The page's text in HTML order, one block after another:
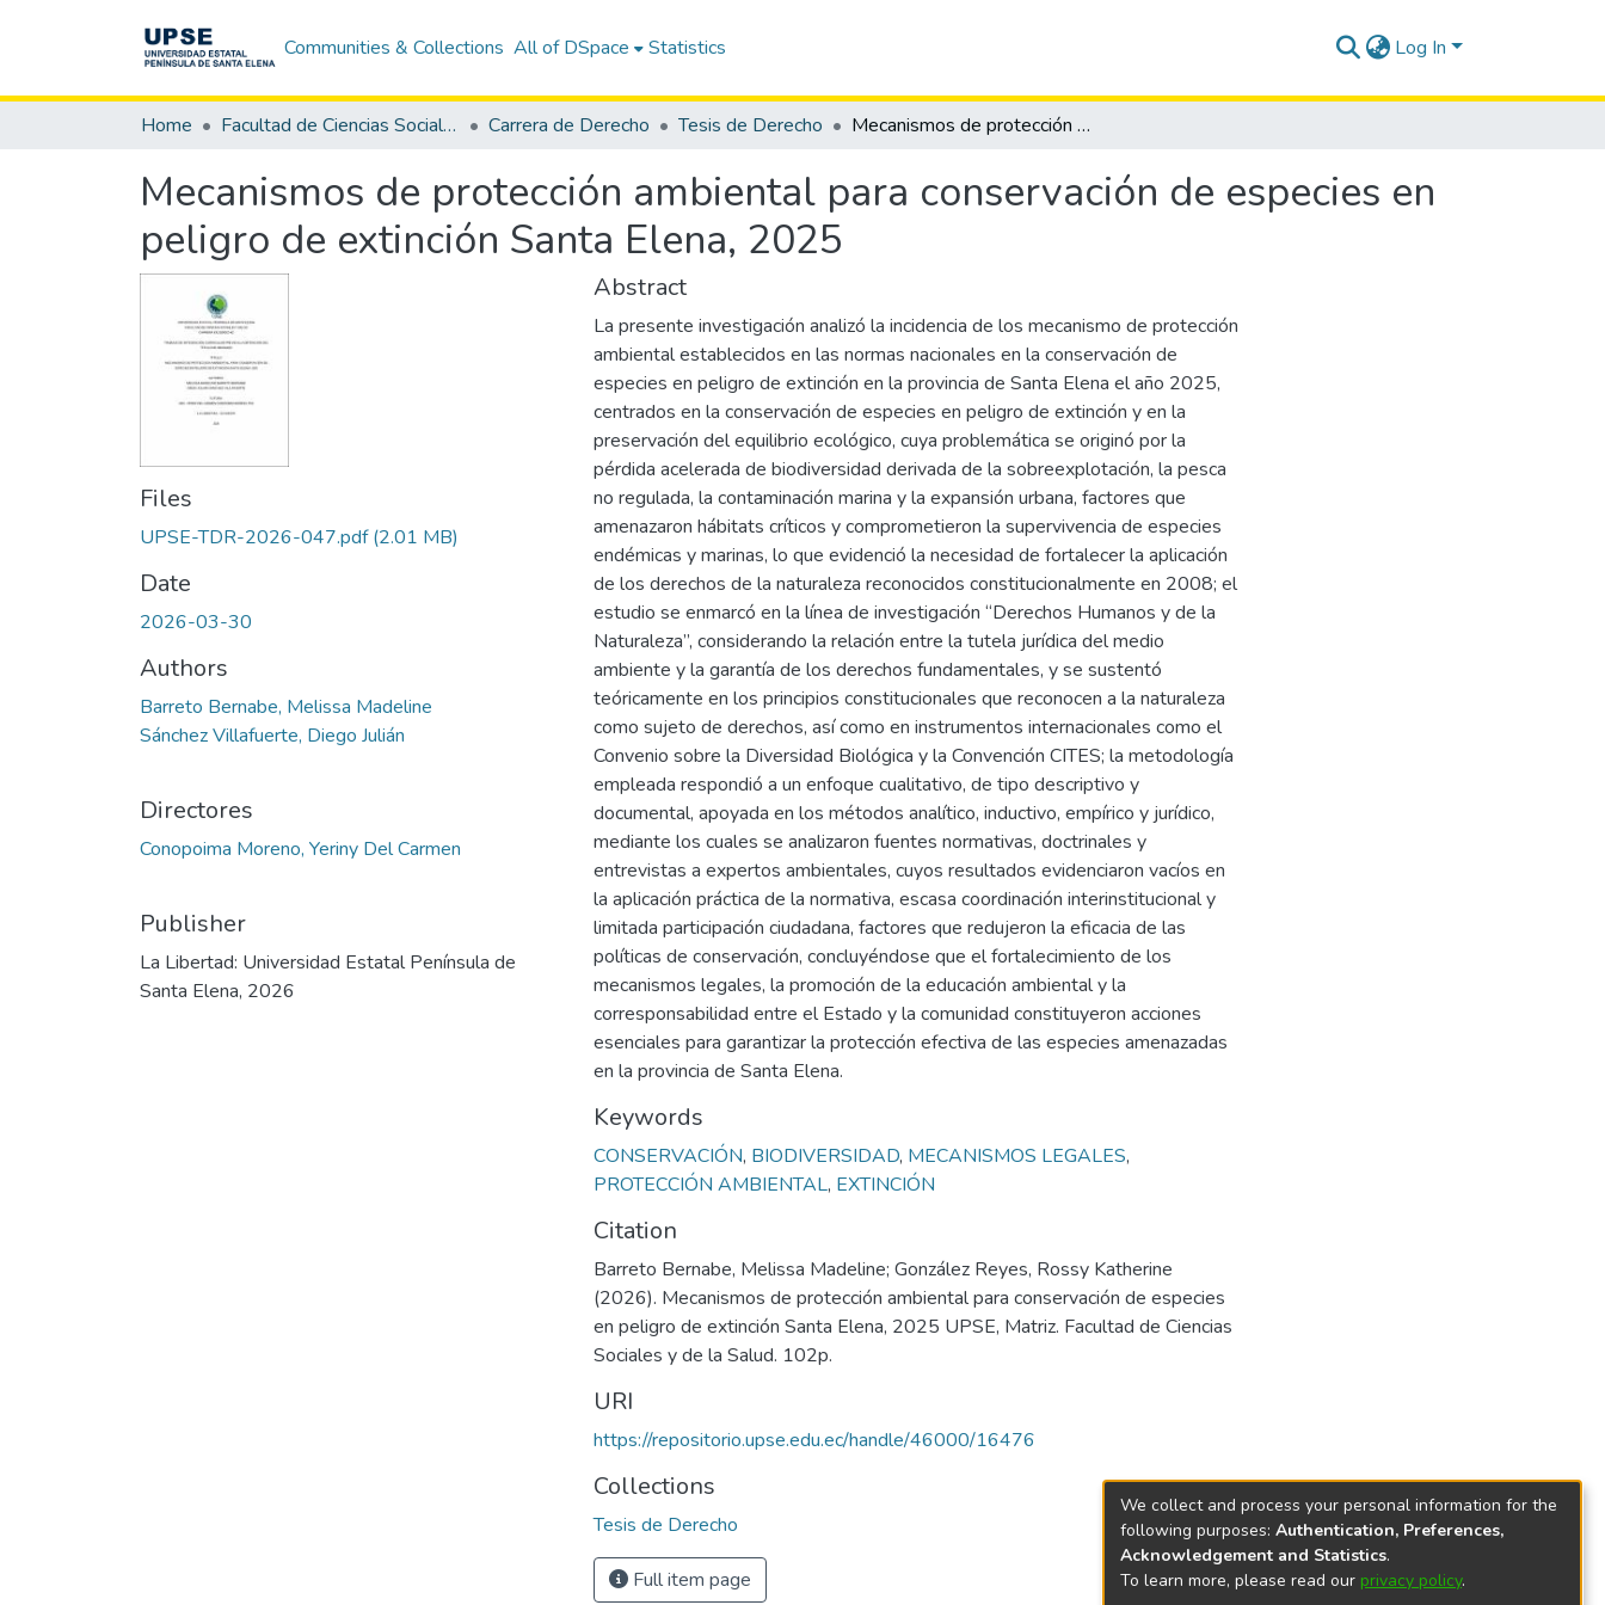
Communities & Collections All of DSpace Statistics Log In
Home Facultad de Ciencias Sociales y de la Salud Carrera de Derecho Tesis de Derecho Mecanismos de protección ambiental para conservación de especies en peligro de extinción Santa Elena, 2025
Mecanismos de protección ambiental para conservación de especies en
peligro de extinción Santa Elena, 2025
Files
UPSE-TDR-2026-047.pdf(2.01 MB)
Date
2026-03-30
Authors
Barreto Bernabe, Melissa Madeline
Sánchez Villafuerte, Diego Julián
Directores
Conopoima Moreno, Yeriny Del Carmen
Publisher
La Libertad: Universidad Estatal Península de
Santa Elena, 2026
Abstract
La presente investigación analizó la incidencia de los mecanismo de protección
ambiental establecidos en las normas nacionales en la conservación de
especies en peligro de extinción en la provincia de Santa Elena el año 2025,
centrados en la conservación de especies en peligro de extinción y en la
preservación del equilibrio ecológico, cuya problemática se originó por la
pérdida acelerada de biodiversidad derivada de la sobreexplotación, la pesca
no regulada, la contaminación marina y la expansión urbana, factores que
amenazaron hábitats críticos y comprometieron la supervivencia de especies
endémicas y marinas, lo que evidenció la necesidad de fortalecer la aplicación
de los derechos de la naturaleza reconocidos constitucionalmente en 2008; el
estudio se enmarcó en la línea de investigación “Derechos Humanos y de la
Naturaleza”, considerando la relación entre la tutela jurídica del medio
ambiente y la garantía de los derechos fundamentales, y se sustentó
teóricamente en los principios constitucionales que reconocen a la naturaleza
como sujeto de derechos, así como en instrumentos internacionales como el
Convenio sobre la Diversidad Biológica y la Convención CITES; la metodología
empleada respondió a un enfoque cualitativo, de tipo descriptivo y
documental, apoyada en los métodos analítico, inductivo, empírico y jurídico,
mediante los cuales se analizaron fuentes normativas, doctrinales y
entrevistas a expertos ambientales, cuyos resultados evidenciaron vacíos en
la aplicación práctica de la normativa, escasa coordinación interinstitucional y
limitada participación ciudadana, factores que redujeron la eficacia de las
políticas de conservación, concluyéndose que el fortalecimiento de los
mecanismos legales, la promoción de la educación ambiental y la
corresponsabilidad entre el Estado y la comunidad constituyeron acciones
esenciales para garantizar la protección efectiva de las especies amenazadas
en la provincia de Santa Elena.
Keywords
CONSERVACIÓN, BIODIVERSIDAD, MECANISMOS LEGALES,
PROTECCIÓN AMBIENTAL, EXTINCIÓN
Citation
Barreto Bernabe, Melissa Madeline; González Reyes, Rossy Katherine
(2026). Mecanismos de protección ambiental para conservación de especies
en peligro de extinción Santa Elena, 2025 UPSE, Matriz. Facultad de Ciencias
Sociales y de la Salud. 102p.
URI
https://repositorio.upse.edu.ec/handle/46000/16476
Collections
Tesis de Derecho
Full item page
We collect and process your personal information for the
following purposes: Authentication, Preferences,
Acknowledgement and Statistics.
To learn more, please read our privacy policy.